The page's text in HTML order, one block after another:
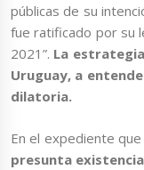
públicas de su
fue ratificado por su
2021”. La
Uruguay, a
dilatoria.
En el expediente
presunta